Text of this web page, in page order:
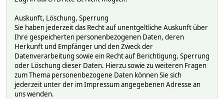
Auskunft, Löschung, Sperrung
Sie haben jederzeit das Recht auf unentgeltliche Auskunft über
Ihre gespeicherten personenbezogenen Daten, deren
Herkunft und Empfänger und den Zweck der
Datenverarbeitung sowie ein Recht auf Berichtigung, Sperrung
oder Löschung dieser Daten. Hierzu sowie zu weiteren Fragen
zum Thema personenbezogene Daten können Sie sich
jederzeit unter der im Impressum angegebenen Adresse an
uns wenden.